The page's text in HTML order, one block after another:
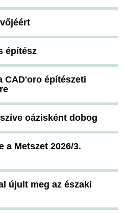
építész
CAD'oro építészeti
oázisként dobog
a Metszet 2026/3.
újult meg az északi